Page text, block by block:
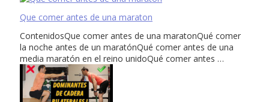
Que comer antes de una maraton
ContenidosQue comer antes de una maratonQué comer
la noche antes de un maratónQué comer antes de una
media maratón en el reino unidoQué comer antes …